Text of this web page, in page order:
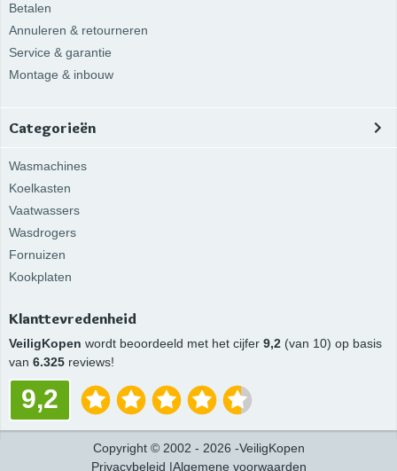
Betalen
Annuleren & retourneren
Service & garantie
Montage & inbouw
Categorieën
Wasmachines
Koelkasten
Vaatwassers
Wasdrogers
Fornuizen
Kookplaten
Klanttevredenheid
VeiligKopen wordt beoordeeld met het cijfer 9,2 (van 10) op basis
van 6.325 reviews!
9,2
Copyright ©2002 - 2026 -VeiligKopen
Privacybeleid |Algemene voorwaarden